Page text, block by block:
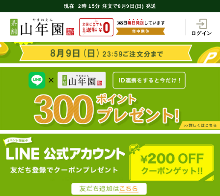
現在 2時 15分 注文で8月9日(日) 発送
ログイン